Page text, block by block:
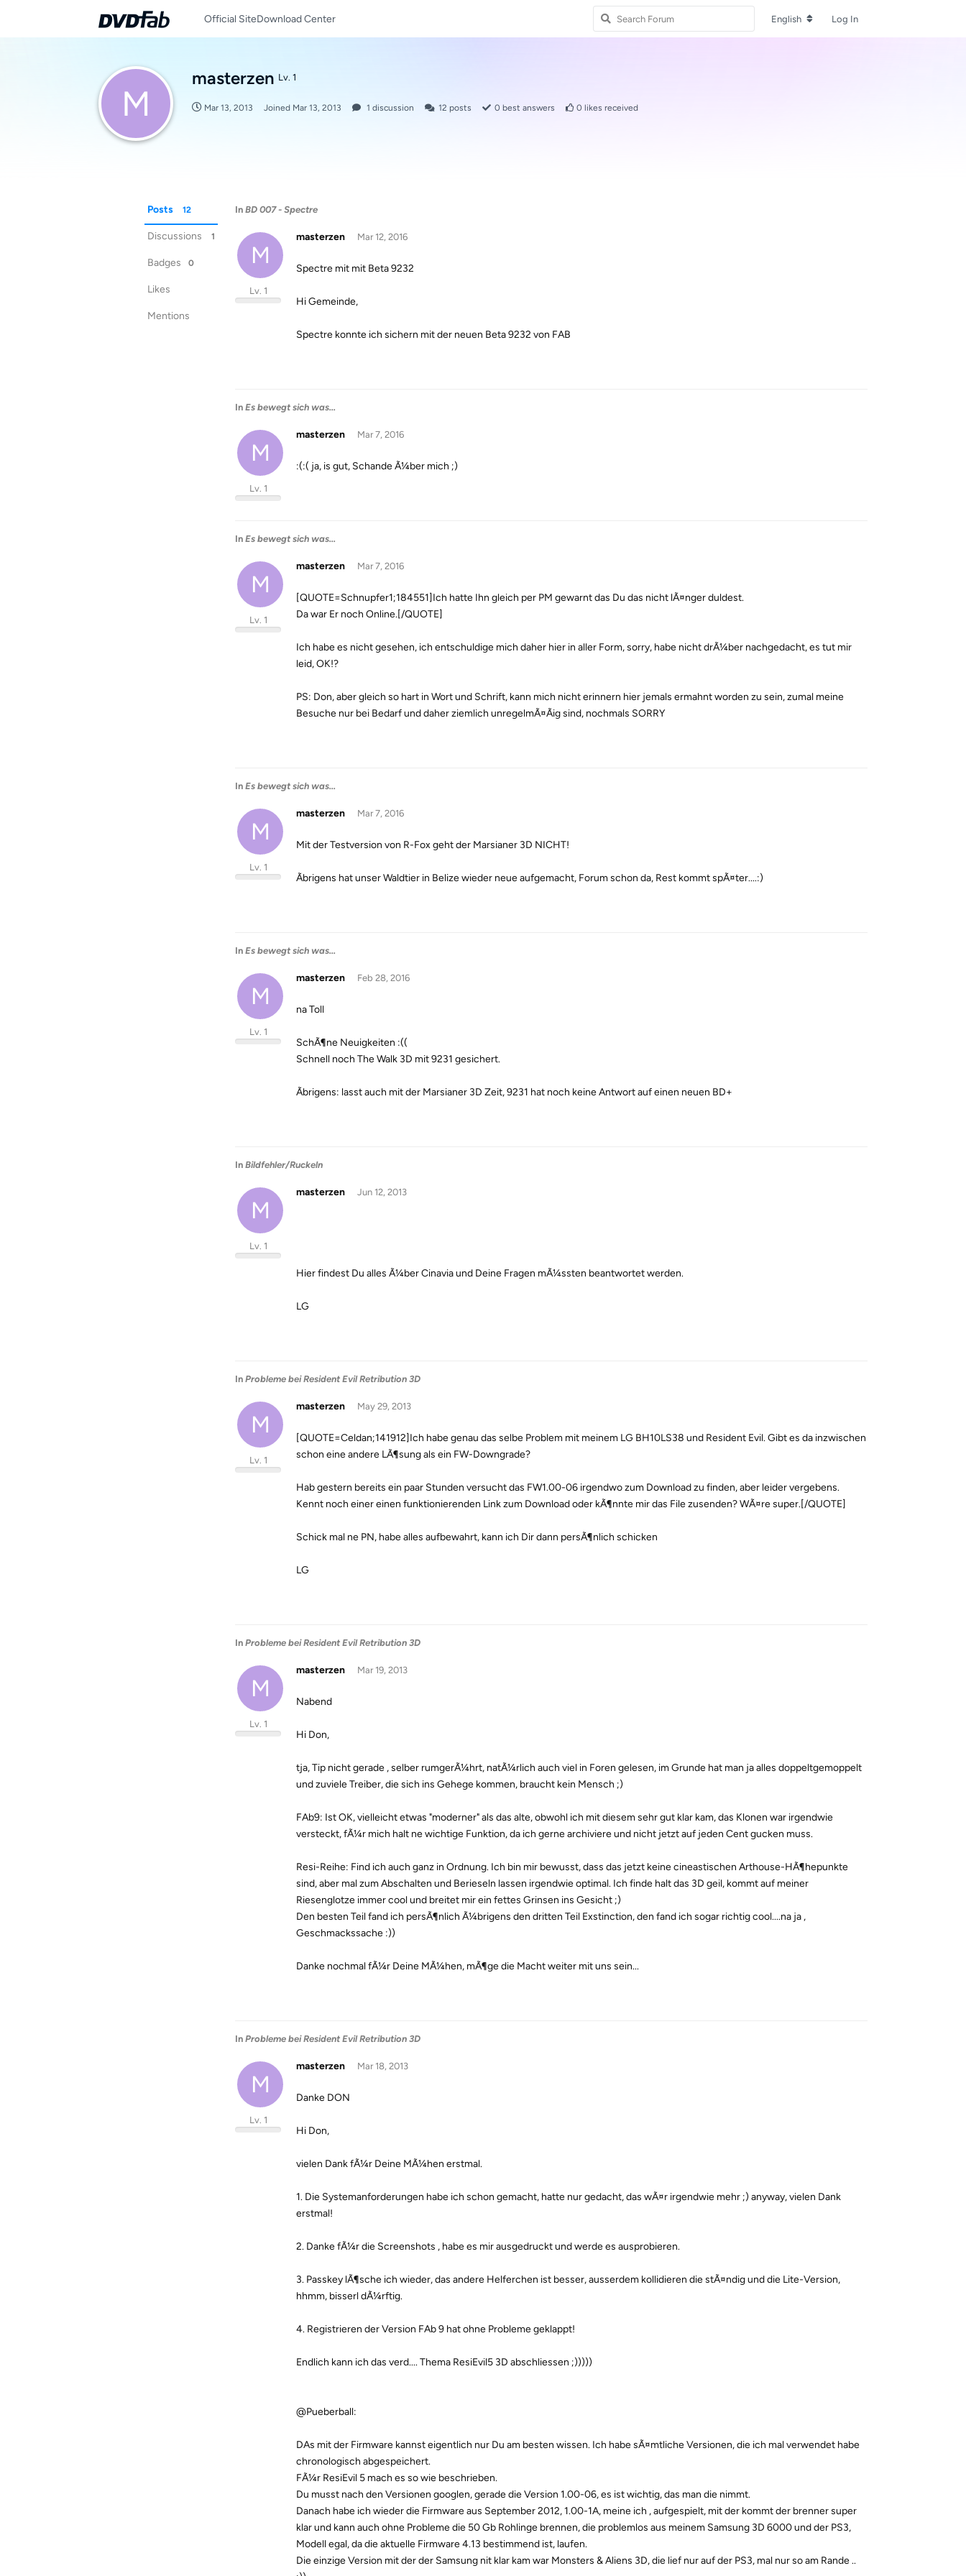
Official SiteDownload Center English Log In
M
masterzen Lv. 1
Mar 13, 2013 Joined Mar 13, 2013 1 discussion 12 posts 0 best answers 0 likes received
Posts 12
Discussions 1
Badges 0
Likes
Mentions
In BD 007 - Spectre
M
masterzen
Lv. 1
Mar 12, 2016
Spectre mit mit Beta 9232
Hi Gemeinde,
Spectre konnte ich sichern mit der neuen Beta 9232 von FAB
In Es bewegt sich was...
M
masterzen
Lv. 1
Mar 7, 2016
:(:( ja, is gut, Schande Ã¼ber mich ;)
In Es bewegt sich was...
M
masterzen
Lv. 1
Mar 7, 2016
[QUOTE=Schnupfer1;184551]Ich hatte Ihn gleich per PM gewarnt das Du das nicht lÃ¤nger duldest.
Da war Er noch Online.[/QUOTE]
Ich habe es nicht gesehen, ich entschuldige mich daher hier in aller Form, sorry, habe nicht drÃ¼ber nachgedacht, es tut mir
leid, OK!?
PS: Don, aber gleich so hart in Wort und Schrift, kann mich nicht erinnern hier jemals ermahnt worden zu sein, zumal meine
Besuche nur bei Bedarf und daher ziemlich unregelmÃ¤Ãig sind, nochmals SORRY
In Es bewegt sich was...
M
masterzen
Lv. 1
Mar 7, 2016
Mit der Testversion von R-Fox geht der Marsianer 3D NICHT!
Ãbrigens hat unser Waldtier in Belize wieder neue aufgemacht, Forum schon da, Rest kommt spÃ¤ter....:)
In Es bewegt sich was...
M
masterzen
Lv. 1
Feb 28, 2016
na Toll
SchÃ¶ne Neuigkeiten :((
Schnell noch The Walk 3D mit 9231 gesichert.
Ãbrigens: lasst auch mit der Marsianer 3D Zeit, 9231 hat noch keine Antwort auf einen neuen BD+
In Bildfehler/Ruckeln
M
masterzen
Lv. 1
Jun 12, 2013
Hier findest Du alles Ã¼ber Cinavia und Deine Fragen mÃ¼ssten beantwortet werden.
LG
In Probleme bei Resident Evil Retribution 3D
M
masterzen
Lv. 1
May 29, 2013
[QUOTE=Celdan;141912]Ich habe genau das selbe Problem mit meinem LG BH10LS38 und Resident Evil. Gibt es da inzwischen
schon eine andere LÃ¶sung als ein FW-Downgrade?
Hab gestern bereits ein paar Stunden versucht das FW1.00-06 irgendwo zum Download zu finden, aber leider vergebens.
Kennt noch einer einen funktionierenden Link zum Download oder kÃ¶nnte mir das File zusenden? WÃ¤re super.[/QUOTE]
Schick mal ne PN, habe alles aufbewahrt, kann ich Dir dann persÃ¶nlich schicken
LG
In Probleme bei Resident Evil Retribution 3D
M
masterzen
Lv. 1
Mar 19, 2013
Nabend
Hi Don,
tja, Tip nicht gerade , selber rumgerÃ¼hrt, natÃ¼rlich auch viel in Foren gelesen, im Grunde hat man ja alles doppeltgemoppelt
und zuviele Treiber, die sich ins Gehege kommen, braucht kein Mensch ;)
FAb9: Ist OK, vielleicht etwas "moderner" als das alte, obwohl ich mit diesem sehr gut klar kam, das Klonen war irgendwie
versteckt, fÃ¼r mich halt ne wichtige Funktion, da ich gerne archiviere und nicht jetzt auf jeden Cent gucken muss.
Resi-Reihe: Find ich auch ganz in Ordnung. Ich bin mir bewusst, dass das jetzt keine cineastischen Arthouse-HÃ¶hepunkte
sind, aber mal zum Abschalten und Berieseln lassen irgendwie optimal. Ich finde halt das 3D geil, kommt auf meiner
Riesenglotze immer cool und breitet mir ein fettes Grinsen ins Gesicht ;)
Den besten Teil fand ich persÃ¶nlich Ã¼brigens den dritten Teil Exstinction, den fand ich sogar richtig cool....na ja ,
Geschmackssache :))
Danke nochmal fÃ¼r Deine MÃ¼hen, mÃ¶ge die Macht weiter mit uns sein...
In Probleme bei Resident Evil Retribution 3D
M
masterzen
Lv. 1
Mar 18, 2013
Danke DON
Hi Don,
vielen Dank fÃ¼r Deine MÃ¼hen erstmal.
1. Die Systemanforderungen habe ich schon gemacht, hatte nur gedacht, das wÃ¤r irgendwie mehr ;) anyway, vielen Dank
erstmal!
2. Danke fÃ¼r die Screenshots , habe es mir ausgedruckt und werde es ausprobieren.
3. Passkey lÃ¶sche ich wieder, das andere Helferchen ist besser, ausserdem kollidieren die stÃ¤ndig und die Lite-Version,
hhmm, bisserl dÃ¼rftig.
4. Registrieren der Version FAb 9 hat ohne Probleme geklappt!
Endlich kann ich das verd.... Thema ResiEvil5 3D abschliessen ;)))))
@Pueberball:
DAs mit der Firmware kannst eigentlich nur Du am besten wissen. Ich habe sÃ¤mtliche Versionen, die ich mal verwendet habe
chronologisch abgespeichert.
FÃ¼r ResiEvil 5 mach es so wie beschrieben.
Du musst nach den Versionen googlen, gerade die Version 1.00-06, es ist wichtig, das man die nimmt.
Danach habe ich wieder die Firmware aus September 2012, 1.00-1A, meine ich , aufgespielt, mit der kommt der brenner super
klar und kann auch ohne Probleme die 50 Gb Rohlinge brennen, die problemlos aus meinem Samsung 3D 6000 und der PS3,
Modell egal, da die aktuelle Firmware 4.13 bestimmend ist, laufen.
Die einzige Version mit der der Samsung nit klar kam war Monsters & Aliens 3D, die lief nur auf der PS3, mal nur so am Rande ..